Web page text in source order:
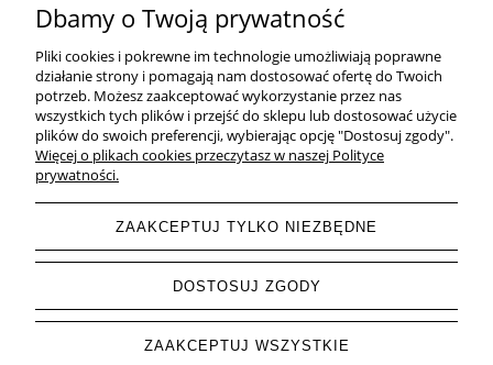
Płatności i dostawa
Informacje
O nas
pokaż pełną wersję strony
Sklep internetowy Shoper.pl
Dbamy o Twoją prywatność
Pliki cookies i pokrewne im technologie umożliwiają poprawne
działanie strony i pomagają nam dostosować ofertę do Twoich
potrzeb. Możesz zaakceptować wykorzystanie przez nas
wszystkich tych plików i przejść do sklepu lub dostosować użycie
plików do swoich preferencji, wybierając opcję "Dostosuj zgody".
Więcej o plikach cookies przeczytasz w naszej Polityce
prywatności.
ZAAKCEPTUJ TYLKO NIEZBĘDNE
DOSTOSUJ ZGODY
ZAAKCEPTUJ WSZYSTKIE